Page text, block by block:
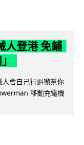
人登港 免鋪
會自己行過嚟幫你
移動充電機